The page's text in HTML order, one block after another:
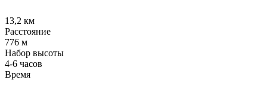
13,2 км
Расстояние
776 м
Набор высоты
4-6 часов
Время